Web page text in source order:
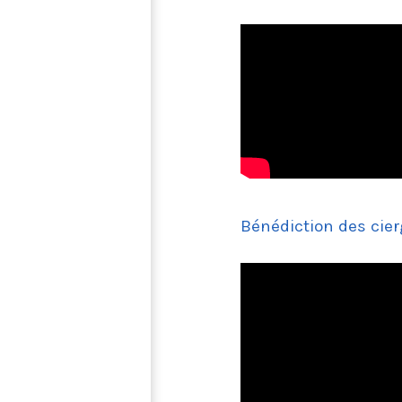
Bénédiction des